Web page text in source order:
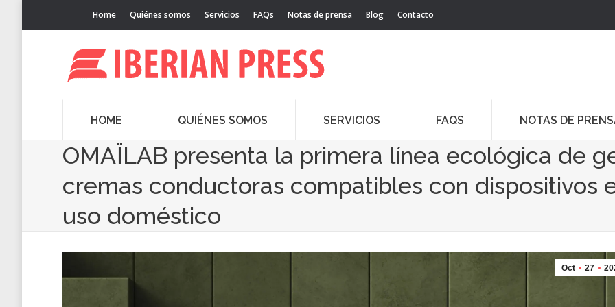
Home Quiénes somos Servicios FAQs Notas de prensa Blog Contacto
HOME QUIÉNES SOMOS SERVICIOS FAQS NOTAS DE
OMAÏLAB presenta la primera línea ecológica de
cremas conductoras compatibles con dispositivos
uso doméstico
Oct 27